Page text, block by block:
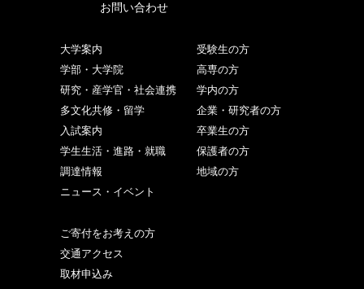
お問い合わせ
大学案内
学部・大学院
研究・産学官・社会連携
多文化共修・留学
入試案内
学生生活・進路・就職
調達情報
ニュース・イベント
受験生の方
高専の方
学内の方
企業・研究者の方
卒業生の方
保護者の方
地域の方
ご寄付をお考えの方
交通アクセス
取材申込み